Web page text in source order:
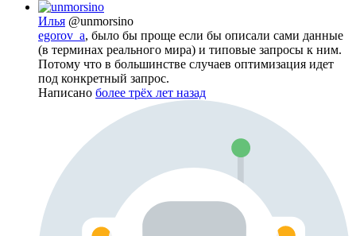
Илья @unmorsino
egorov_a, было бы проще если бы описали сами данные
(в терминах реального мира) и типовые запросы к ним.
Потому что в большинстве случаев оптимизация идет
под конкретный запрос.
Написано более трёх лет назад